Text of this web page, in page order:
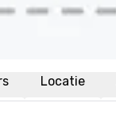
Locatie